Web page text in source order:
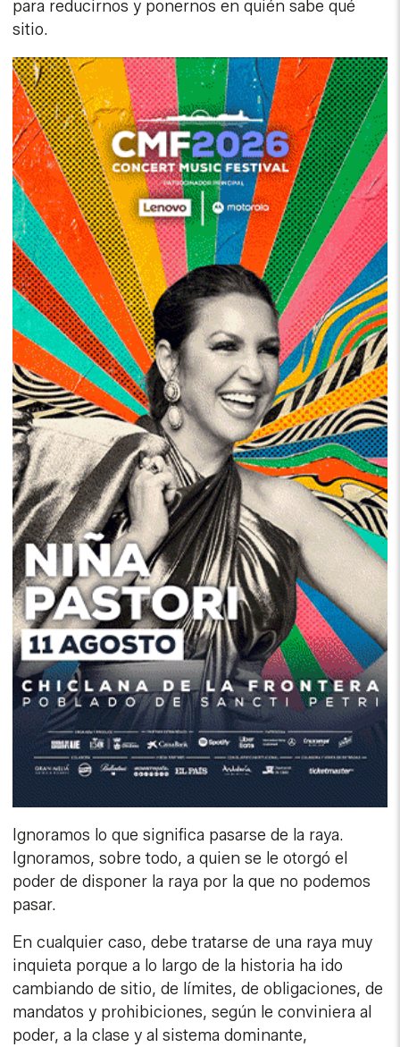
para reducirnos y ponernos en quién sabe qué
sitio.
Ignoramos lo que significa pasarse de la raya.
Ignoramos, sobre todo, a quien se le otorgó el
poder de disponer la raya por la que no podemos
pasar.
En cualquier caso, debe tratarse de una raya muy
inquieta porque a lo largo de la historia ha ido
cambiando de sitio, de límites, de obligaciones, de
mandatos y prohibiciones, según le conviniera al
poder, a la clase y al sistema dominante,